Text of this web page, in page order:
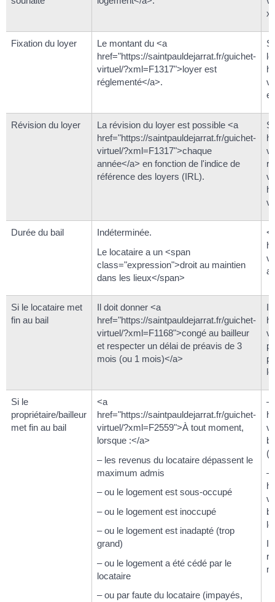
Fixation du loyer
Le montant du <a
href="https://saintpauldejarrat.fr/guichet-
virtuel/?xml=F1317">loyer est
réglementé</a>.
Révision du loyer
La révision du loyer est possible <a
href="https://saintpauldejarrat.fr/guichet-
virtuel/?xml=F1317">chaque
année</a> en fonction de l'indice de
référence des loyers (IRL).
Durée du bail
Indéterminée.
Le locataire a un <span
class="expression">droit au maintien
dans les lieux</span>
Si le locataire met
fin au bail
Il doit donner <a
href="https://saintpauldejarrat.fr/guichet-
virtuel/?xml=F1168">congé au bailleur
et respecter un délai de préavis de 3
mois (ou 1 mois)</a>
Il
Si le
propriétaire/bailleur
met fin au bail
<a
href="https://saintpauldejarrat.fr/guichet-
virtuel/?xml=F2559">À tout moment,
lorsque :</a>
– les revenus du locataire dépassent le
maximum admis
– ou le logement est sous-occupé
– ou le logement est inoccupé
– ou le logement est inadapté (trop
grand)
– ou le logement a été cédé par le
locataire
– ou par faute du locataire (impayés,
–
–
Il